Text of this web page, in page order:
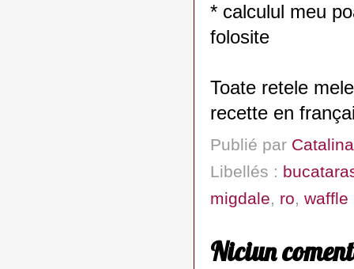
* calculul meu
folosite
Toate retele
recette en
Publié par Catalina
Libellés :
migdale, ro, waffle
Niciun